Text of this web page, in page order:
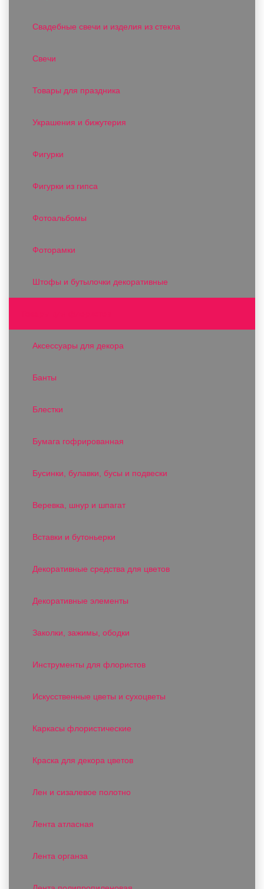
Свадебные свечи и изделия из стекла
Свечи
Товары для праздника
Украшения и бижутерия
Фигурки
Фигурки из гипса
Фотоальбомы
Фоторамки
Штофы и бутылочки декоративные
Аксессуары для декора
Банты
Блестки
Бумага гофрированная
Бусинки, булавки, бусы и подвески
Веревка, шнур и шпагат
Вставки и бутоньерки
Декоративные средства для цветов
Декоративные элементы
Заколки, зажимы, ободки
Инструменты для флористов
Искусственные цветы и сухоцветы
Каркасы флористические
Краска для декора цветов
Лен и сизалевое полотно
Лента атласная
Лента органза